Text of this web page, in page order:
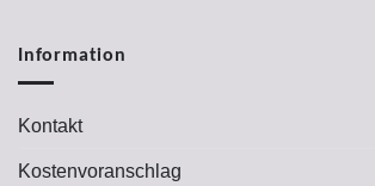
Information
Kontakt
Kostenvoranschlag